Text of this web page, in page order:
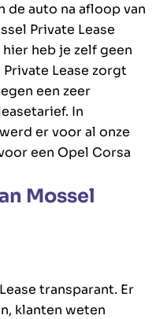
de auto na afloop van
Private Lease
heb je zelf geen
Private Lease zorgt
een zeer
In
er voor al onze
een Opel Corsa
Mossel
transparant. Er
klanten weten